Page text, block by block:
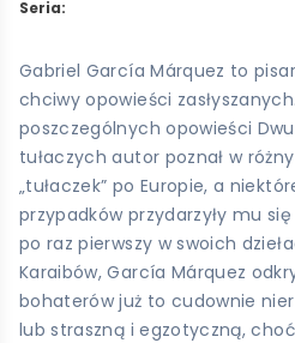
Seria:
Gabriel García Márquez to
chciwy opowieści
poszczególnych opowieści
tułaczych autor poznał w
„tułaczek” po Europie, a
przypadków przydarzyły mu
po raz pierwszy w swoich
Karaibów, García Márquez
bohaterów już to cudownie
lub straszną i egzotyczną,